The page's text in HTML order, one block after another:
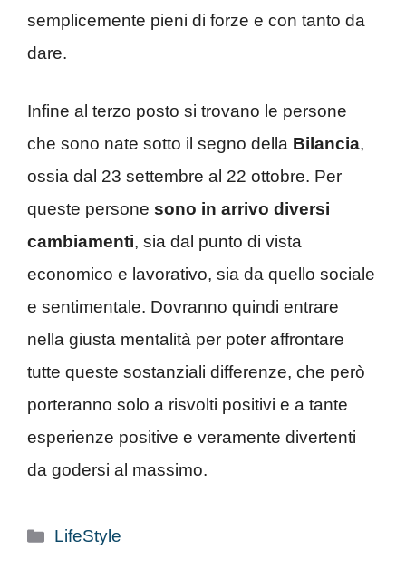
semplicemente pieni di forze e con tanto da
dare.
Infine al terzo posto si trovano le persone
che sono nate sotto il segno della Bilancia,
ossia dal 23 settembre al 22 ottobre. Per
queste persone sono in arrivo diversi
cambiamenti, sia dal punto di vista
economico e lavorativo, sia da quello sociale
e sentimentale. Dovranno quindi entrare
nella giusta mentalità per poter affrontare
tutte queste sostanziali differenze, che però
porteranno solo a risvolti positivi e a tante
esperienze positive e veramente divertenti
da godersi al massimo.
Categorie
LifeStyle